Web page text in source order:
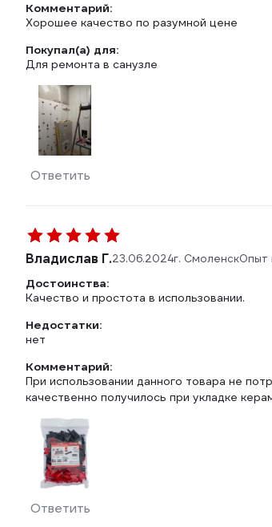
Комментарий:
Хорошее качество по разумной цене
Покупал(а) для:
Для ремонта в санузле
Ответить
Владислав Г.23.06.2024г. СмоленскОпыт
Достоинства:
Качество и простота в использовании.
Недостатки:
нет
Комментарий:
При использовании данного товара не
качественно получилось при укладке
Ответить